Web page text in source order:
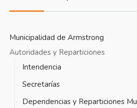
Municipalidad de Armstrong
Autoridades y Reparticiones
Intendencia
Secretarías
Dependencias y Reparticiones